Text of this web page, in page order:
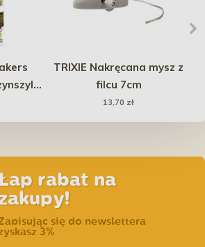
i
szt.
TRIXIE Nakręcana mysz z
filcu 7cm
13,70 zł
rabat na
się do newslettera
3%